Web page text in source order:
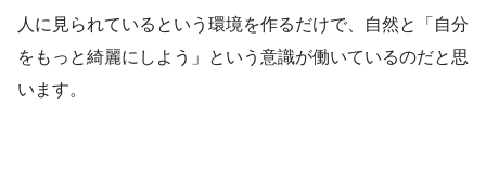
人に見られているという環境を作るだけで、自然と「自分
をもっと綺麗にしよう」という意識が働いているのだと思
います。